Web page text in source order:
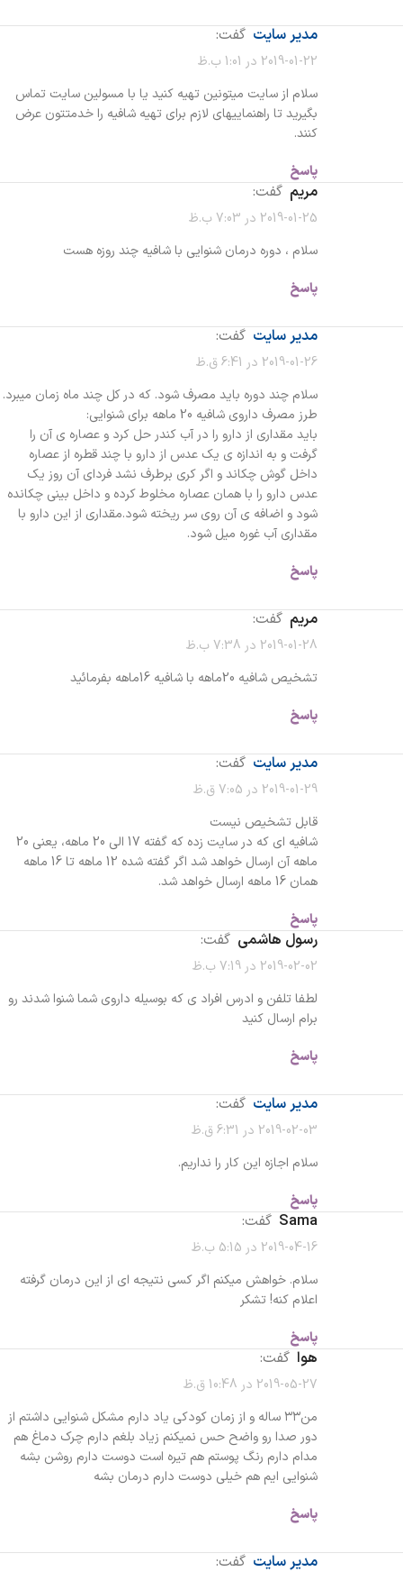
مدیر سایت گفت:
2019-01-22 در 1:01 ب.ظ
سلام از سایت میتونین تهیه کنید یا با مسولین سایت تماس
بگیرید تا راهنماییهای لازم برای تهیه شافیه را خدمتتون عرض
کنند.
پاسخ
مریم گفت:
2019-01-25 در 7:03 ب.ظ
سلام ، دوره درمان شنوایی با شافیه چند روزه هست
پاسخ
مدیر سایت گفت:
2019-01-26 در 6:41 ق.ظ
سلام چند دوره باید مصرف شود. که در کل چند ماه زمان میبرد.
طرز مصرف داروی شافیه 20 ماهه برای شنوایی:
باید مقداری از دارو را در آب کندر حل کرد و عصاره ی آن را
گرفت و به اندازه ی یک عدس از دارو با چند قطره از عصاره
داخل گوش چکاند و اگر کری برطرف نشد فردای آن روز یک
عدس دارو را با همان عصاره مخلوط کرده و داخل بینی چکانده
شود و اضافه ی آن روی سر ریخته شود.مقداری از این دارو با
مقداری آب غوره میل شود.
پاسخ
مریم گفت:
2019-01-28 در 7:38 ب.ظ
تشخیص شافیه 20ماهه با شافیه 16ماهه بفرمائید
پاسخ
مدیر سایت گفت:
2019-01-29 در 7:05 ق.ظ
قابل تشخیص نیست
شافیه ای که در سایت زده که گفته 17 الی 20 ماهه، یعنی 20
ماهه آن ارسال خواهد شد اگر گفته شده 12 ماهه تا 16 ماهه
همان 16 ماهه ارسال خواهد شد.
پاسخ
رسول هاشمی گفت:
2019-02-02 در 7:19 ب.ظ
لطفا تلفن و ادرس افراد ی که بوسیله داروی شما شنوا شدند رو
برام ارسال کنید
پاسخ
مدیر سایت گفت:
2019-02-03 در 6:31 ق.ظ
سلام اجازه این کار را نداریم.
پاسخ
sama گفت:
2019-04-16 در 5:15 ب.ظ
سلام. خواهش میکنم اگر کسی نتیجه ای از این درمان گرفته
اعلام کنه! تشکر
پاسخ
هوا گفت:
2019-05-27 در 10:48 ق.ظ
من۳۳ ساله و از زمان کودکی یاد دارم مشکل شنوایی داشتم از
دور صدا رو واضح حس نمیکنم زیاد بلغم دارم چرک دماغ هم
مدام دارم رنگ پوستم هم تیره است دوست دارم روشن بشه
شنوایی ایم هم خیلی دوست دارم درمان بشه
پاسخ
مدیر سایت گفت: